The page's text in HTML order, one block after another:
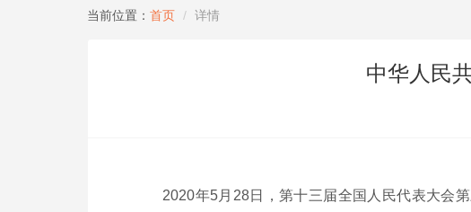
当前位置： 首页 详情
中华人民
2020年5月 28日，第十三届全国人民代表大会